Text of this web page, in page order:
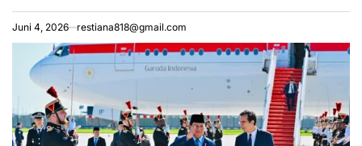
Juni 4, 2026 restiana818@gmail.com